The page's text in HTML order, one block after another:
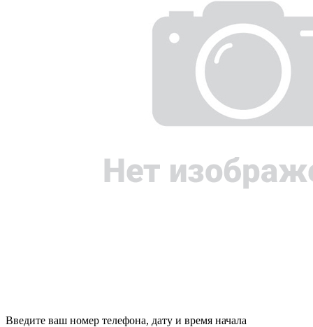
Введите ваш номер телефона, дату и время начала